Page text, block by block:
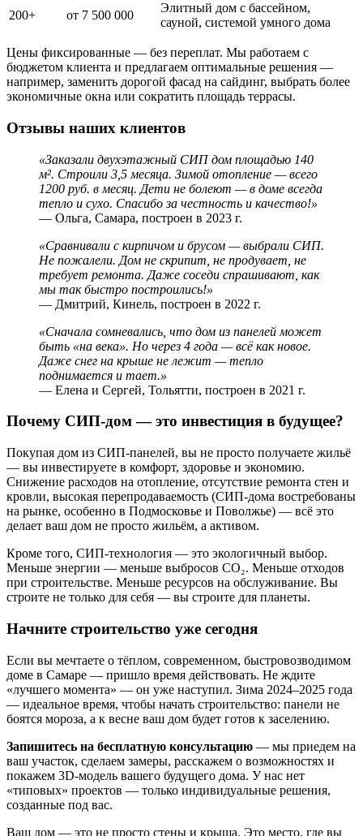
200+
от 7 500 000
Элитный дом с бассейном,
сауной, системой умного дома
Цены фиксированные — без переплат. Мы работаем с
бюджетом клиента и предлагаем оптимальные решения —
например, заменить дорогой фасад на сайдинг, выбрать более
экономичные окна или сократить площадь террасы.
Отзывы наших клиентов
«Заказали двухэтажный СИП дом площадью 140
м². Строили 3,5 месяца. Зимой отопление — всего
1200 руб. в месяц. Дети не болеют — в доме всегда
тепло и сухо. Спасибо за честность и качество!»
— Ольга, Самара, построен в 2023 г.
«Сравнивали с кирпичом и брусом — выбрали СИП.
Не пожалели. Дом не скрипит, не продувает, не
требует ремонта. Даже соседи спрашивают, как
мы так быстро построились!»
— Дмитрий, Кинель, построен в 2022 г.
«Сначала сомневались, что дом из панелей может
быть «на века». Но через 4 года — всё как новое.
Даже снег на крыше не лежит — тепло
поднимается и тает.»
— Елена и Сергей, Тольятти, построен в 2021 г.
Почему СИП-дом — это инвестиция в будущее?
Покупая дом из СИП-панелей, вы не просто получаете жильё
— вы инвестируете в комфорт, здоровье и экономию.
Снижение расходов на отопление, отсутствие ремонта стен и
кровли, высокая перепродаваемость (СИП-дома востребованы
на рынке, особенно в Подмосковье и Поволжье) — всё это
делает ваш дом не просто жильём, а активом.
Кроме того, СИП-технология — это экологичный выбор.
Меньше энергии — меньше выбросов CO₂. Меньше отходов
при строительстве. Меньше ресурсов на обслуживание. Вы
строите не только для себя — вы строите для планеты.
Начните строительство уже сегодня
Если вы мечтаете о тёплом, современном, быстровозводимом
доме в Самаре — пришло время действовать. Не ждите
«лучшего момента» — он уже наступил. Зима 2024–2025 года
— идеальное время, чтобы начать строительство: панели не
боятся мороза, а к весне ваш дом будет готов к заселению.
Запишитесь на бесплатную консультацию — мы приедем на
ваш участок, сделаем замеры, расскажем о возможностях и
покажем 3D-модель вашего будущего дома. У нас нет
«типовых» проектов — только индивидуальные решения,
созданные под вас.
Ваш дом — это не просто стены и крыша. Это место, где вы